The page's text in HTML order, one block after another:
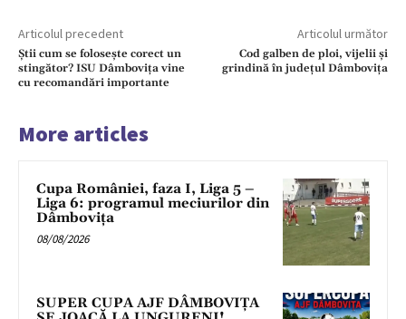
Articolul precedent
Știi cum se folosește corect un
stingător? ISU Dâmbovița vine
cu recomandări importante
Articolul următor
Cod galben de ploi, vijelii și
grindină în județul Dâmbovița
More articles
Cupa României, faza I, Liga 5 –
Liga 6: programul meciurilor din
Dâmbovița
08/08/2026
SUPER CUPA AJF DÂMBOVIȚA